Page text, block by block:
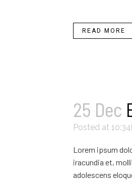
READ MORE
25 Dec
Posted at
Lorem ipsum
iracundia et,
adolescens